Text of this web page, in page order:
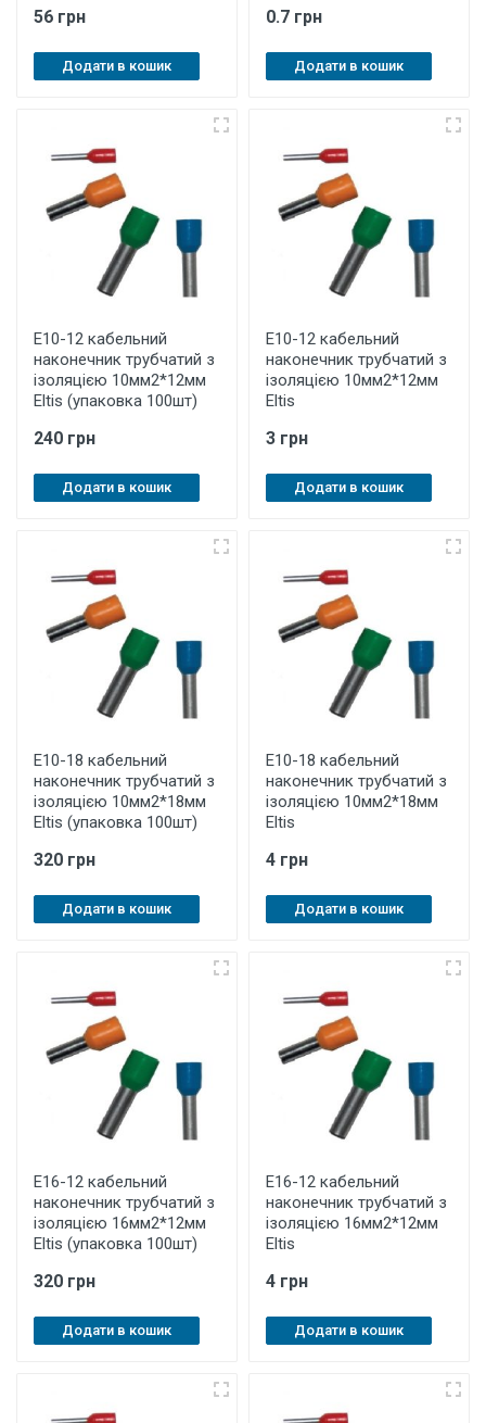
56 грн
Додати в кошик
0.7 грн
Додати в кошик
E10-12 кабельний
наконечник трубчатий з
ізоляцією 10мм2*12мм
Eltis (упаковка 100шт)
240 грн
Додати в кошик
E10-12 кабельний
наконечник трубчатий з
ізоляцією 10мм2*12мм
Eltis
3 грн
Додати в кошик
E10-18 кабельний
наконечник трубчатий з
ізоляцією 10мм2*18мм
Eltis (упаковка 100шт)
320 грн
Додати в кошик
E10-18 кабельний
наконечник трубчатий з
ізоляцією 10мм2*18мм
Eltis
4 грн
Додати в кошик
E16-12 кабельний
наконечник трубчатий з
ізоляцією 16мм2*12мм
Eltis (упаковка 100шт)
320 грн
Додати в кошик
E16-12 кабельний
наконечник трубчатий з
ізоляцією 16мм2*12мм
Eltis
4 грн
Додати в кошик